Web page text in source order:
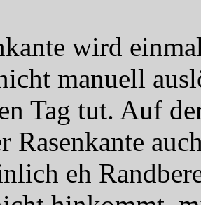
wird
manuell
Tag tut. Auf
Rasenkante
eh